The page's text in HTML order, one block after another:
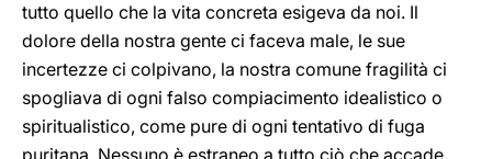
tutto quello che la vita concreta esigeva da noi. Il
dolore della nostra gente ci faceva male, le sue
incertezze ci colpivano, la nostra comune fragilità ci
spogliava di ogni falso compiacimento idealistico o
spiritualistico, come pure di ogni tentativo di fuga
puritana. Nessuno è estraneo a tutto ciò che accade.